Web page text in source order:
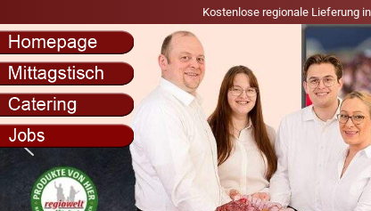
Kostenlose regionale Lieferung in den